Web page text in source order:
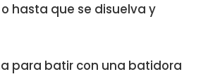
hasta que se disuelva y
para batir con una batidora